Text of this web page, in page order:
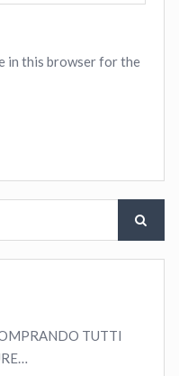
in this browser for the
TUTTI